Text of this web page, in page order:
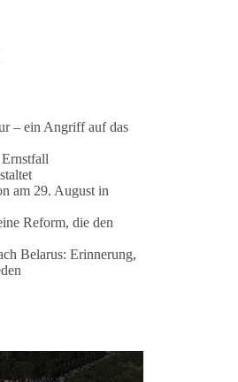
Russland nicht!
Berlin am
mit dem
Feind“ statt.
von der
Dağdelen
– ein Angriff auf das
am 29. August in
Reform, die den
Belarus: Erinnerung,